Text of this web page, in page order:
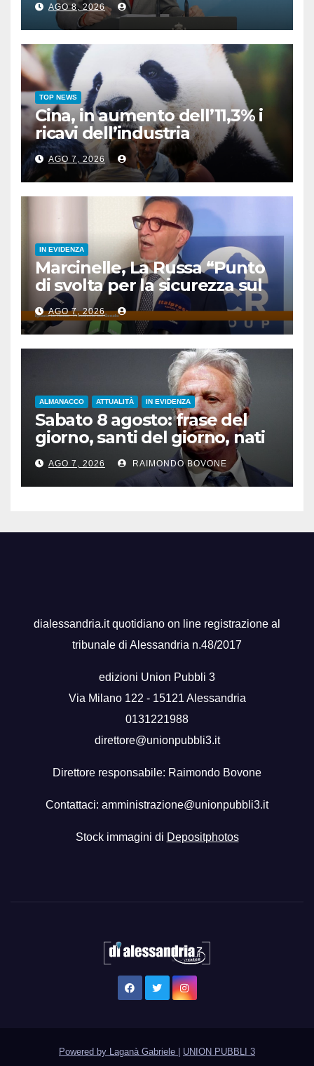
AGO 8, 2026
TOP NEWS
Cina, in aumento dell’11,3% i
ricavi dell’industria
pubblicitaria
AGO 7, 2026
IN EVIDENZA
Marcinelle, La Russa “Punto
di svolta per la sicurezza sul
lavoro”
AGO 7, 2026
ALMANACCO ATTUALITÀ IN EVIDENZA
Sabato 8 agosto: frase del
giorno, santi del giorno, nati
famosi, accadde oggi
AGO 7, 2026 RAIMONDO BOVONE
dialessandria.it quotidiano on line registrazione al
tribunale di Alessandria n.48/2017
edizioni Union Pubbli 3
Via Milano 122 - 15121 Alessandria
0131221988
direttore@unionpubbli3.it
Direttore responsabile: Raimondo Bovone
Contattaci: amministrazione@unionpubbli3.it
Stock immagini di Depositphotos
Powered by Laganà Gabriele
UNION PUBBLI 3